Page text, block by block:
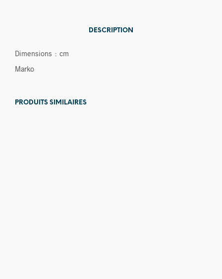
DESCRIPTION
Dimensions : cm
Marko
PRODUITS SIMILAIRES